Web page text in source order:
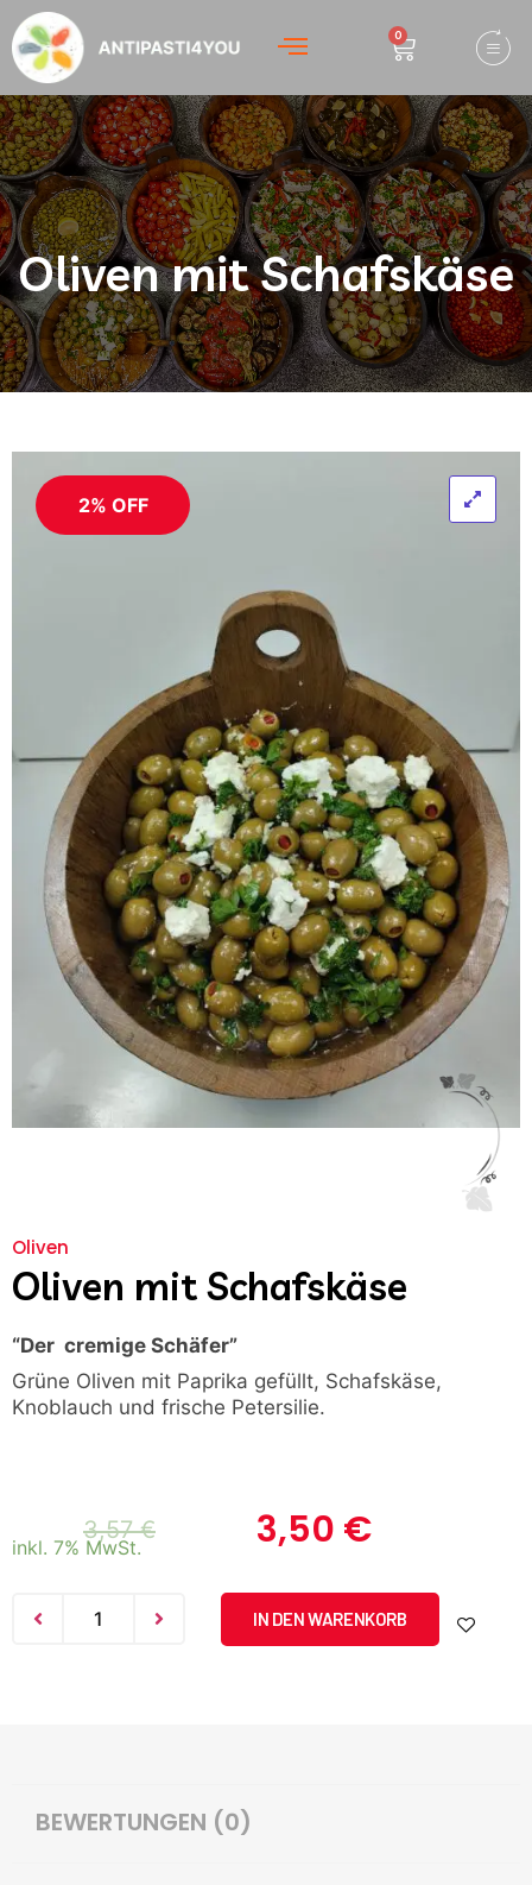
0
Oliven mit Schafskäse
2% OFF
Oliven
Oliven mit Schafskäse
“Der cremige Schäfer”
Grüne Oliven mit Paprika gefüllt, Schafskäse,
Knoblauch und frische Petersilie.
3,57€ 3,50 €
inkl. 7% MwSt.
IN DEN WARENKORB
BEWERTUNGEN (0)